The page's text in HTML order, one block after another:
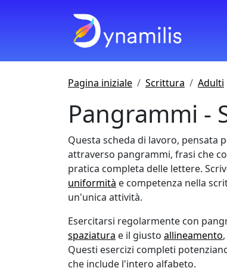
Pagina iniziale Scrittura Adulti
Pangrammi -
Questa scheda di lavoro, pensata
attraverso pangrammi, frasi che
pratica completa delle lettere.
uniformità e competenza nella
un'unica attività.
Esercitarsi regolarmente con
spaziatura e il giusto allineamento
Questi esercizi completi
che include l'intero alfabeto.